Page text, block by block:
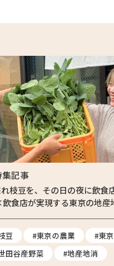
集記事
枝豆を、その日の夜に飲食
食店が実現する東京の地産
豆 #東京の農業
#東
田谷産野菜
#地産地消